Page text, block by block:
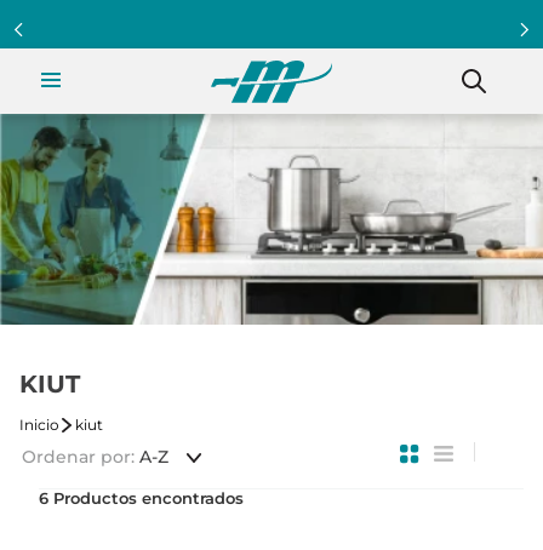
KIUT
kiut
Ordenar por A-Z
6